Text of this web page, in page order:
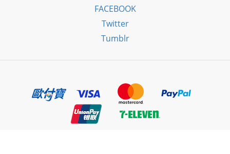
FACEBOOK
Twitter
Tumblr